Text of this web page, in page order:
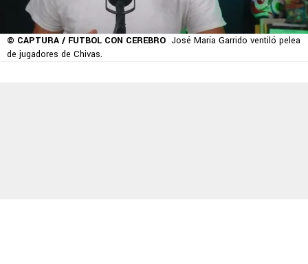
© CAPTURA / FUTBOL CON CEREBRO José María Garrido ventiló pelea
de jugadores de Chivas.